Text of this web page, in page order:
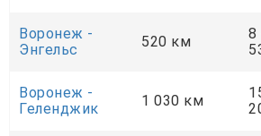
Воронеж -
Энгельс
520 км
8
Воронеж -
Геленджик
1 030 км